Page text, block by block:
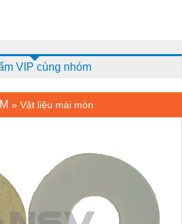
VIP cùng nhóm
» Vật liệu mài mòn